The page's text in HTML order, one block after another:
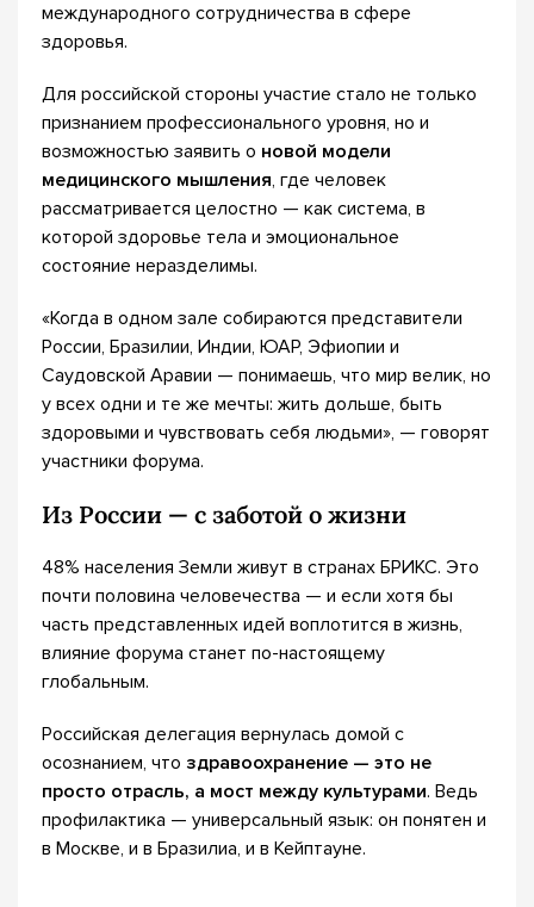
международного сотрудничества в сфере
здоровья.
Для российской стороны участие стало не только
признанием профессионального уровня, но и
возможностью заявить о новой модели
медицинского мышления, где человек
рассматривается целостно — как система, в
которой здоровье тела и эмоциональное
состояние неразделимы.
«Когда в одном зале собираются представители
России, Бразилии, Индии, ЮАР, Эфиопии и
Саудовской Аравии — понимаешь, что мир велик, но
у всех одни и те же мечты: жить дольше, быть
здоровыми и чувствовать себя людьми», — говорят
участники форума.
Из России — с заботой о жизни
48% населения Земли живут в странах БРИКС. Это
почти половина человечества — и если хотя бы
часть представленных идей воплотится в жизнь,
влияние форума станет по-настоящему
глобальным.
Российская делегация вернулась домой с
осознанием, что здравоохранение — это не
просто отрасль, а мост между культурами. Ведь
профилактика — универсальный язык: он понятен и
в Москве, и в Бразилиа, и в Кейптауне.